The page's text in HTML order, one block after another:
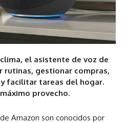
el asistente de voz de
rutinas, gestionar compras,
facilitar tareas del hogar.
provecho.
Amazon son conocidos por